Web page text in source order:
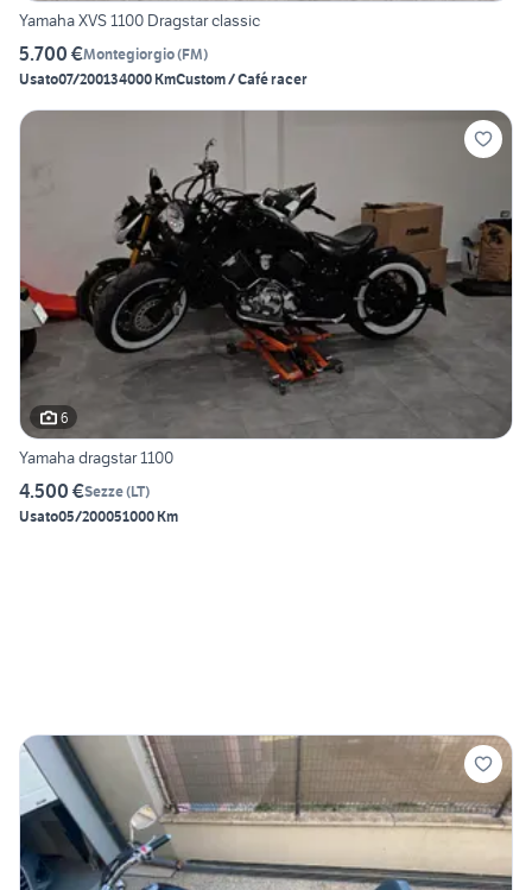
Yamaha XVS 1100 Dragstar classic
5.700 €Montegiorgio(FM)
Usato07/200134000 KmCustom / Café racer
6
Yamaha dragstar 1100
4.500 €Sezze(LT)
Usato05/200051000 Km